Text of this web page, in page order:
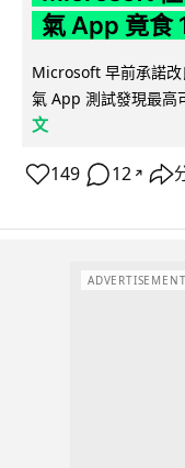
氣 App 竟食
Microsoft 早前承諾
氣 App 測試發現最高
文
149 12 ↗
ADVERTISEMENT